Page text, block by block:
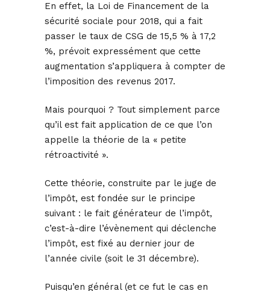
En effet, la Loi de Financement de la
sécurité sociale pour 2018, qui a fait
passer le taux de CSG de 15,5 % à 17,2
%, prévoit expressément que cette
augmentation s’appliquera à compter de
l’imposition des revenus 2017.
Mais pourquoi ? Tout simplement parce
qu’il est fait application de ce que l’on
appelle la théorie de la « petite
rétroactivité ».
Cette théorie, construite par le juge de
l’impôt, est fondée sur le principe
suivant : le fait générateur de l’impôt,
c’est-à-dire l’évènement qui déclenche
l’impôt, est fixé au dernier jour de
l’année civile (soit le 31 décembre).
Puisqu’en général (et ce fut le cas en